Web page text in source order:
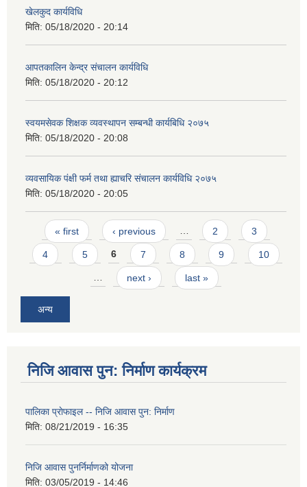
खेलकुद कार्यविधि
मिति: 05/18/2020 - 20:14
आपतकालिन केन्द्र संचालन कार्यविधि
मिति: 05/18/2020 - 20:12
स्वयमसेवक शिक्षक व्यवस्थापन सम्बन्धी कार्यबिधि २०७५
मिति: 05/18/2020 - 20:08
व्यवसायिक पंक्षी फर्म तथा ह्याचरि संचालन कार्यविधि २०७५
मिति: 05/18/2020 - 20:05
Pages
« first ‹ previous … 2 3
4 5 6 7 8 9 10
… next › last »
अन्य
निजि आवास पुन: निर्माण कार्यक्रम
पालिका प्राेफाइल -- निजि आवास पुन: निर्माण
मिति: 08/21/2019 - 16:35
निजि आवास पुनर्निर्माणको योजना
मिति: 03/05/2019 - 14:46